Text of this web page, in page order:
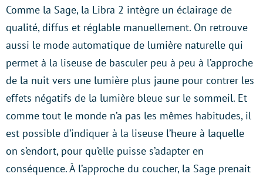
Comme la Sage, la Libra 2 intègre un éclairage de
qualité, diffus et réglable manuellement. On retrouve
aussi le mode automatique de lumière naturelle qui
permet à la liseuse de basculer peu à peu à l’approche
de la nuit vers une lumière plus jaune pour contrer les
effets négatifs de la lumière bleue sur le sommeil. Et
comme tout le monde n’a pas les mêmes habitudes, il
est possible d’indiquer à la liseuse l’heure à laquelle
on s’endort, pour qu’elle puisse s’adapter en
conséquence. À l’approche du coucher, la Sage prenait